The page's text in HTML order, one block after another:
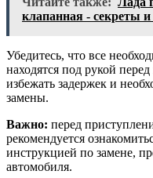
клапанная - секреты
Убедитесь, что все
находятся под рукой
избежать задержек и
замены.
Важно: перед
рекомендуется
инструкцией по замене,
автомобиля.